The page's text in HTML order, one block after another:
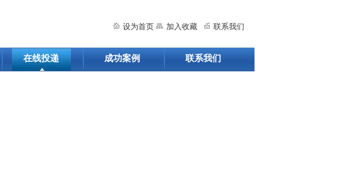
设为首页 加入收藏 联系我们
在线投递 成功案例 联系我们